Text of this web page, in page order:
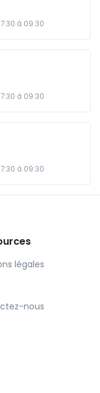
à 09:30
à 09:30
à 09:30
légales
nous